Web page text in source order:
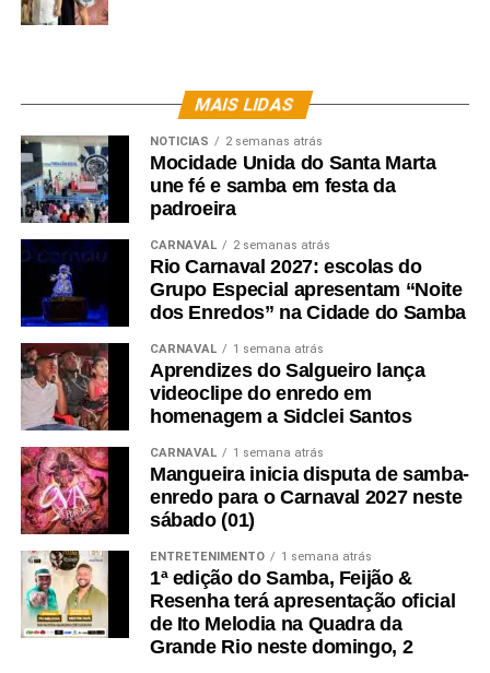
– Sou nascida e criada em Belford Roxo, e por saber
carnaval ainda mais na minha escola de coração.
Como está sendo sua preparação para o carnaval
com a pandemia?
– Minha paixão por carnaval se tornou tão latente que
antes do convite para o reinado eu já havia iniciado as
aulas de dança do samba com a minha professora Laíza
MAIS LIDAS
NOTICIAS 2 semanas atrás
Mocidade Unida do Santa Marta
une fé e samba em festa da
padroeira
CARNAVAL 2 semanas atrás
Rio Carnaval 2027: escolas do
Grupo Especial apresentam “Noite
dos Enredos” na Cidade do Samba
CARNAVAL 1 semana atrás
Aprendizes do Salgueiro lança
videoclipe do enredo em
homenagem a Sidclei Santos
CARNAVAL 1 semana atrás
Mangueira inicia disputa de samba-
enredo para o Carnaval 2027 neste
sábado (01)
ENTRETENIMENTO 1 semana atrás
1ª edição do Samba, Feijão &
Resenha terá apresentação oficial
de Ito Melodia na Quadra da
Grande Rio neste domingo, 2